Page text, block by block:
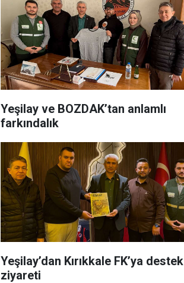
Yeşilay ve BOZDAK’tan anlamlı
farkındalık
Yeşilay’dan Kırıkkale FK’ya destek
ziyareti